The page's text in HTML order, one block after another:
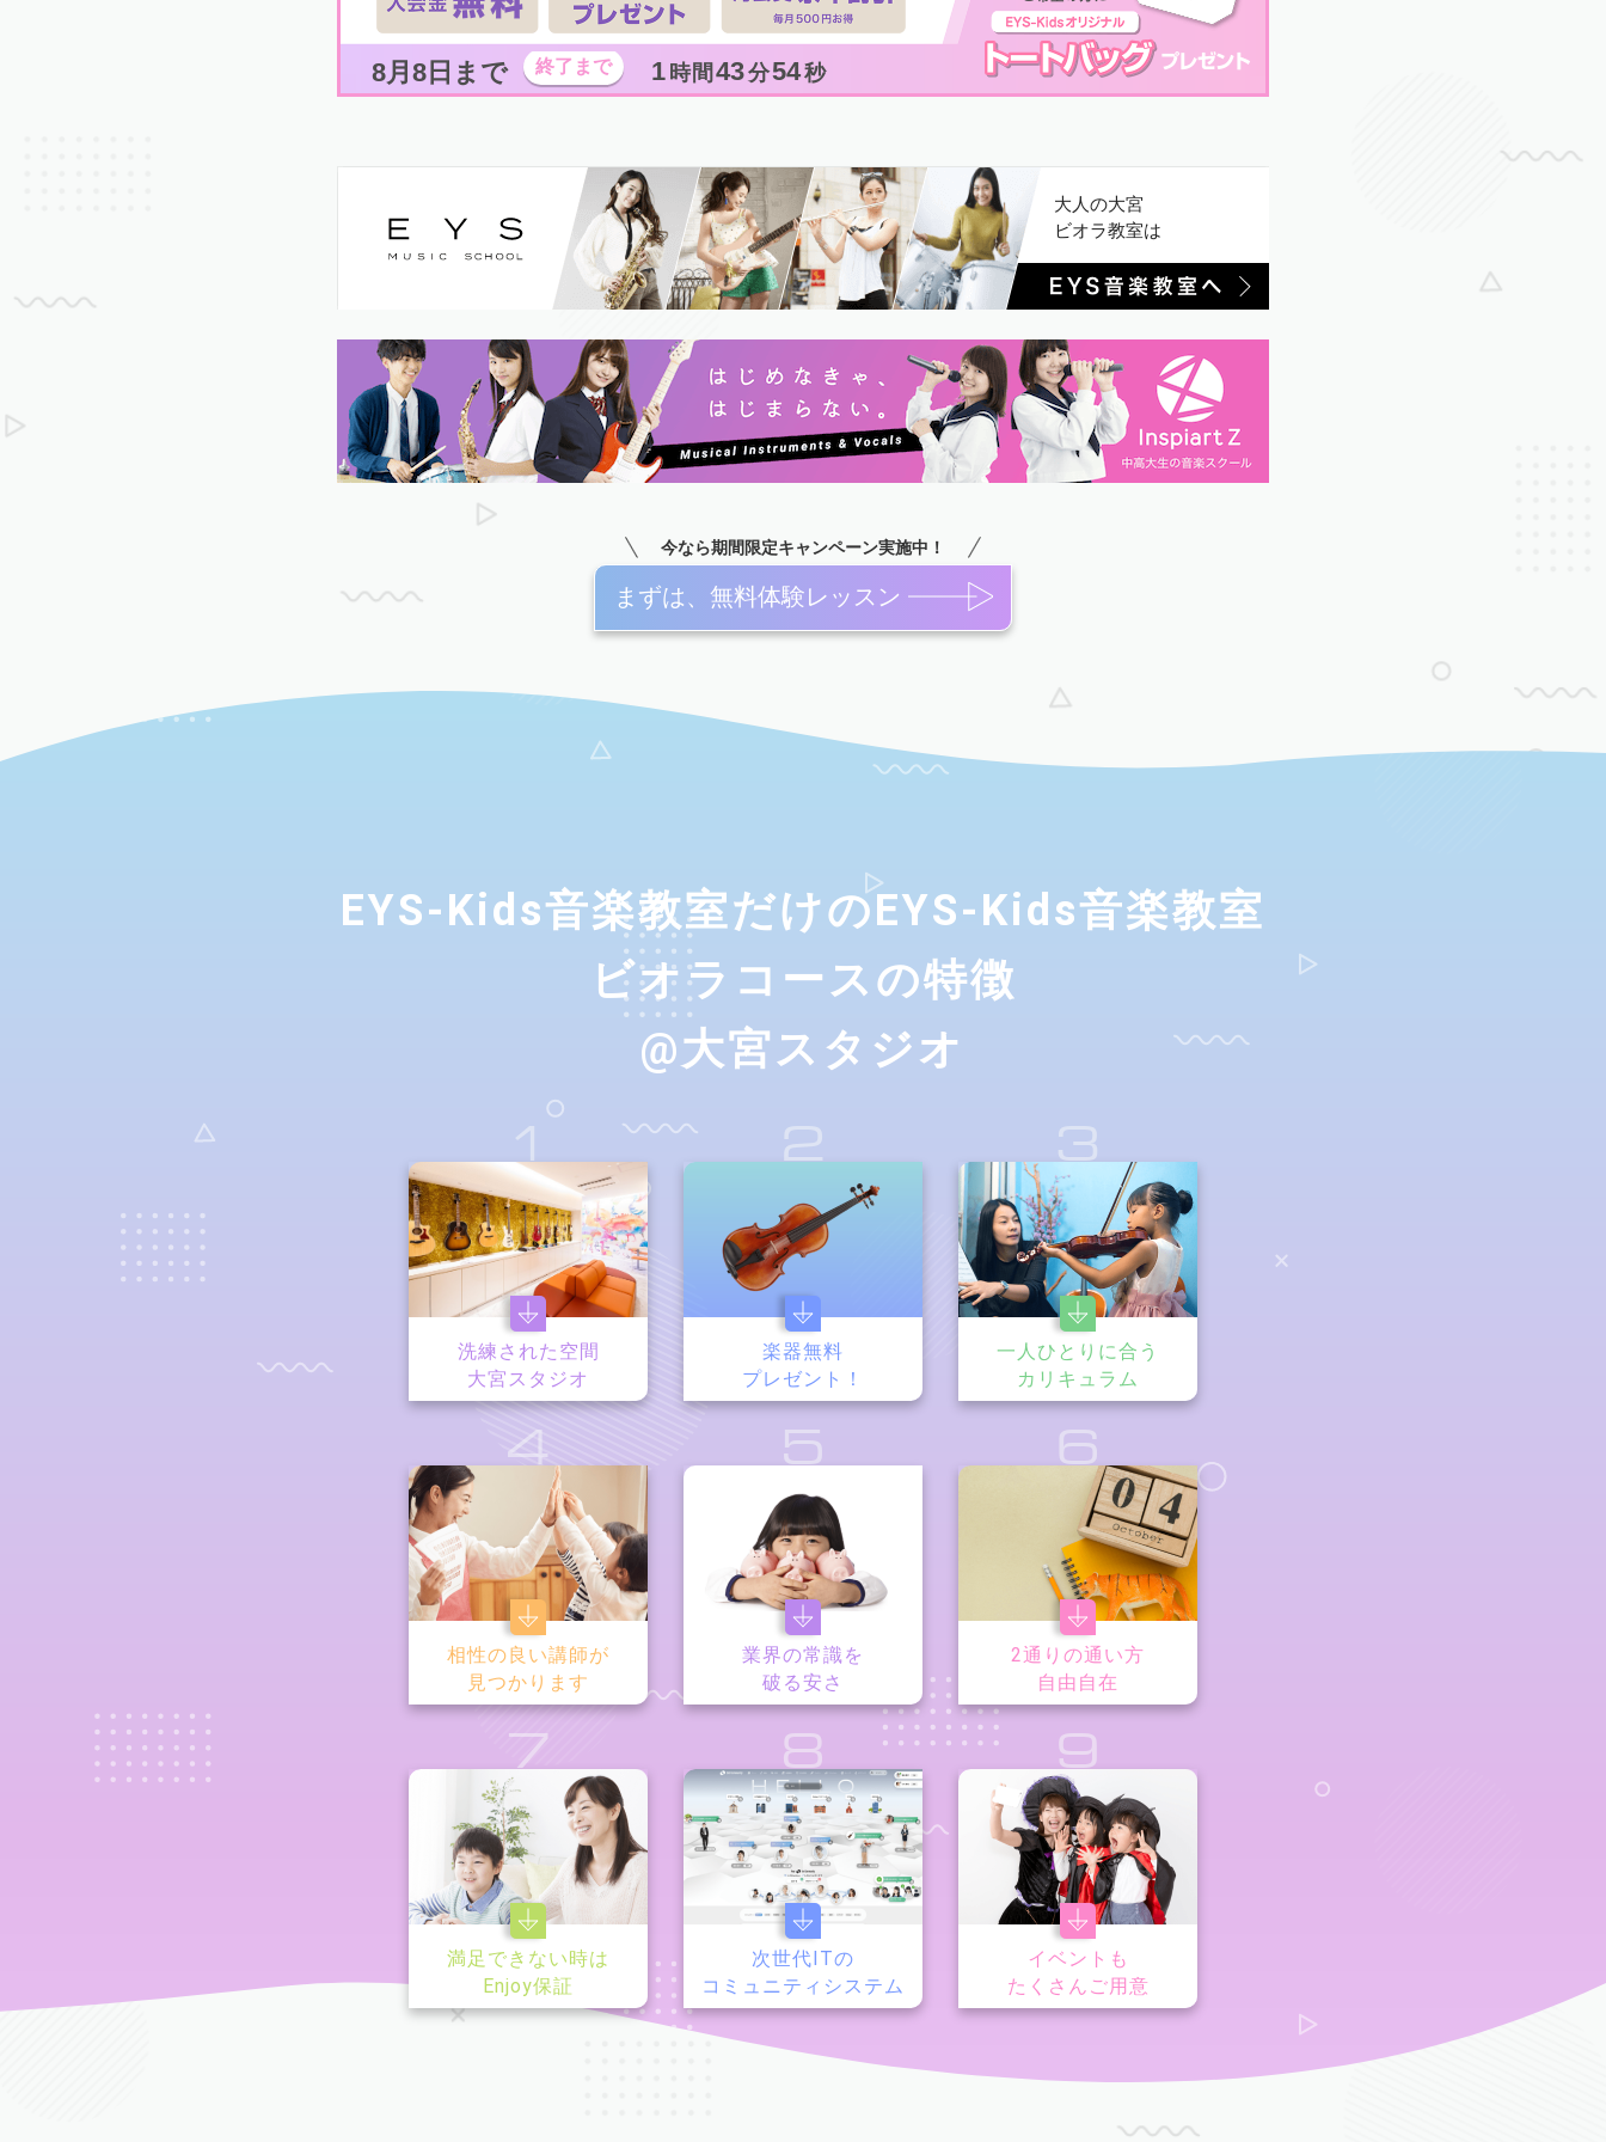
8月8日まで 1 時間 43分53秒
大人の大宮
ビオラ教室は
今なら期間限定キャンペーン実施中！
まずは、無料体験レッスン
EYS-Kids音楽教室だけのEYS-Kids音楽教室
ビオラコースの特徴
@大宮スタジオ
1
洗練された空間
大宮スタジオ
2
楽器無料
プレゼント！
3
一人ひとりに合う
カリキュラム
4
相性の良い講師が
見つかります
5
業界の常識を
破る安さ
6
2通りの通い方
自由自在
7
満足できない時は
Enjoy保証
8
次世代ITの
コミュニティシステム
9
イベントも
たくさんご用意